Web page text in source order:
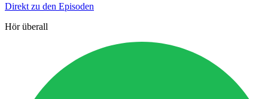
Direkt zu den Episoden
Hör überall